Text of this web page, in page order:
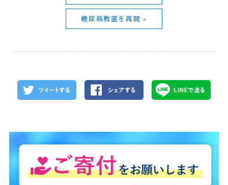
糖尿病教室を再開 »